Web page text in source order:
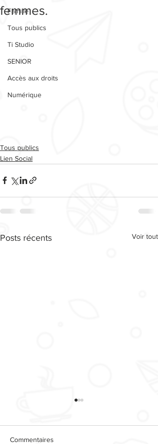
Famille
Tous publics
Ti Studio
SENIOR
Accès aux droits
Numérique
femmes.
Tous publics
Lien Social
Posts récents Voir tout
Commentaires